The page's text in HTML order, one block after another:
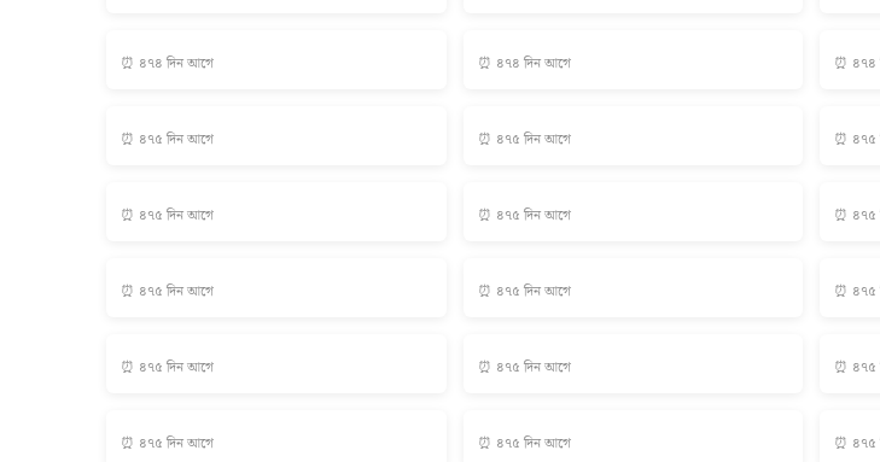
⏰ ৪৭৪ দিন আগে ⏰ ৪৭৪ দিন আগে ⏰ ৪৭৪
⏰ ৪৭৫ দিন আগে ⏰ ৪৭৫ দিন আগে ⏰ ৪৭৫
⏰ ৪৭৫ দিন আগে ⏰ ৪৭৫ দিন আগে ⏰ ৪৭৫
⏰ ৪৭৫ দিন আগে ⏰ ৪৭৫ দিন আগে ⏰ ৪৭৫
⏰ ৪৭৫ দিন আগে ⏰ ৪৭৫ দিন আগে ⏰ ৪৭৫
⏰ ৪৭৫ দিন আগে ⏰ ৪৭৫ দিন আগে ⏰ ৪৭৫